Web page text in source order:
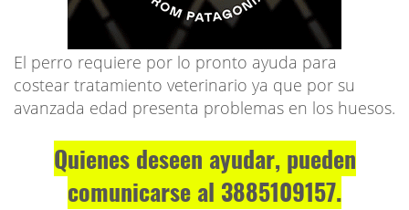
El perro requiere por lo pronto ayuda para
costear tratamiento veterinario ya que por su
avanzada edad presenta problemas en los huesos.
Quienes deseen ayudar, pueden
comunicarse al 3885109157.